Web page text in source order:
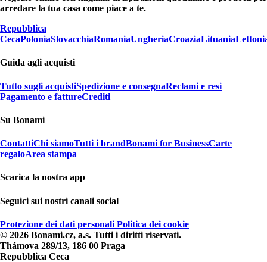
arredare la tua casa come piace a te.
Repubblica
CecaPoloniaSlovacchiaRomaniaUngheriaCroaziaLituania
Guida agli acquisti
Tutto sugli acquistiSpedizione e consegnaReclami e resi
Pagamento e fattureCrediti
Su Bonami
ContattiChi siamoTutti i brandBonami for BusinessCarte
regaloArea stampa
Scarica la nostra app
Seguici sui nostri canali social
Protezione dei dati personali Politica dei cookie
© 2026 Bonami.cz, a.s. Tutti i diritti riservati.
Thámova 289/13, 186 00 Praga
Repubblica Ceca